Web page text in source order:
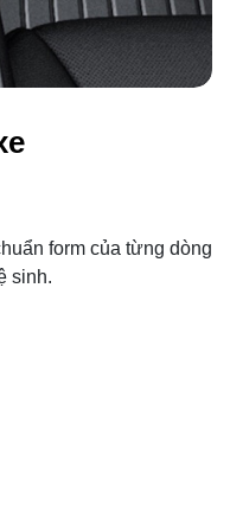
form của từng dòng
sinh.